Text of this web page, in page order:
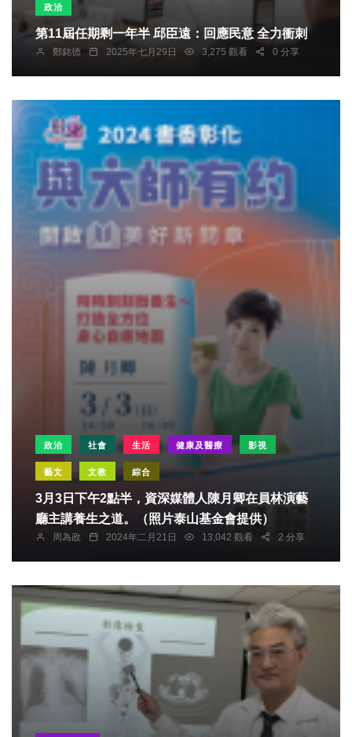
政治
第11屆任期剩一年半 邱臣遠：回應民意 全力衝刺
鄭銘德 2025年七月29日 3,275 觀看 0 分享
政治 社會 生活 健康及醫療 影視
藝文 文教 綜合
3月3日下午2點半，資深媒體人陳月卿在員林演藝
廳主講養生之道。（照片泰山基金會提供）
周為政 2024年二月21日 13,042 觀看 2 分享